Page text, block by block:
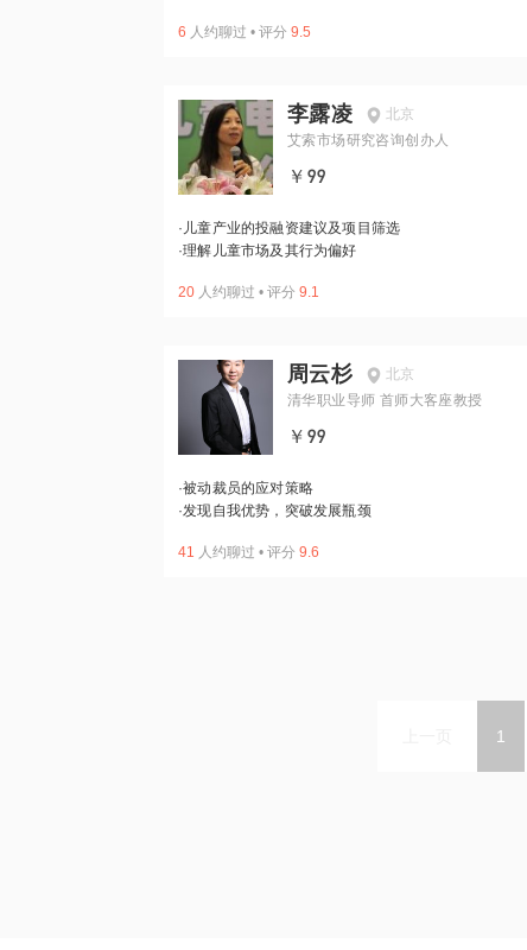
6 人约聊过 • 评分 9.5
李露凌
北京
艾索市场研究咨询创办人
￥99
· 儿童产业的投融资建议及项目筛选
·理解儿童市场及其行为偏好
20 人约聊过 • 评分 9.1
周云杉
北京
清华职业导师 首师大客座教授
￥99
·被动裁员的应对策略
·发现自我优势，突破发展瓶颈
41 人约聊过 • 评分 9.6
1